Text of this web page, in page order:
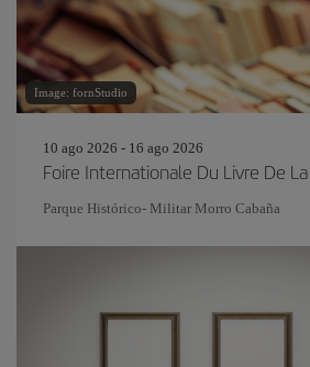
Image: fornStudio
10 ago 2026 - 16 ago 2026
Foire Internationale Du Livre De
Parque Histórico- Militar Morro Cabaña